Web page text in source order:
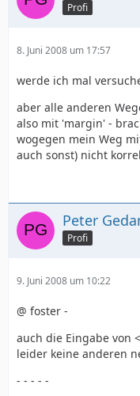
Profi
8. Juni 2008 um 17:57
werde ich mal
aber alle anderen
also mit 'margin' -
wogegen mein Weg
auch sonst) nicht
Peter
Profi
9. Juni 2008 um 10:22
@ foster -
auch die Eingabe von
leider keine anderen
- - - - -